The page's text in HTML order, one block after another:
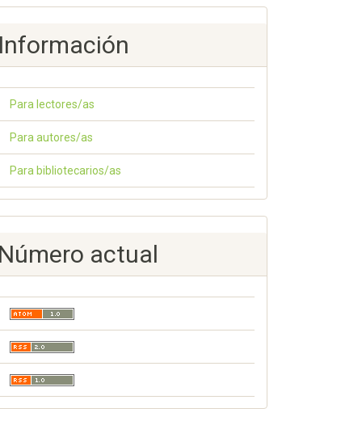
Información
Para lectores/as
Para autores/as
Para bibliotecarios/as
Número actual